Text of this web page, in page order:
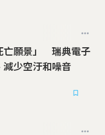
亡願景」 瑞典電子
少空汙和噪音